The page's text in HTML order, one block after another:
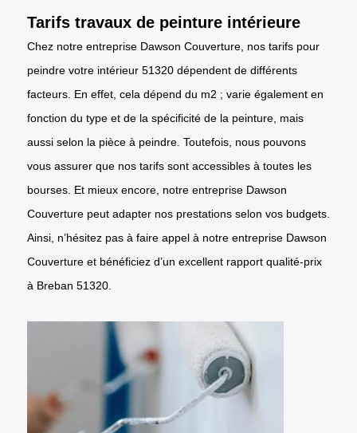
Tarifs travaux de peinture intérieure
Chez notre entreprise Dawson Couverture, nos tarifs pour
peindre votre intérieur 51320 dépendent de différents
facteurs. En effet, cela dépend du m2 ; varie également en
fonction du type et de la spécificité de la peinture, mais
aussi selon la pièce à peindre. Toutefois, nous pouvons
vous assurer que nos tarifs sont accessibles à toutes les
bourses. Et mieux encore, notre entreprise Dawson
Couverture peut adapter nos prestations selon vos budgets.
Ainsi, n’hésitez pas à faire appel à notre entreprise Dawson
Couverture et bénéficiez d’un excellent rapport qualité-prix
à Breban 51320.